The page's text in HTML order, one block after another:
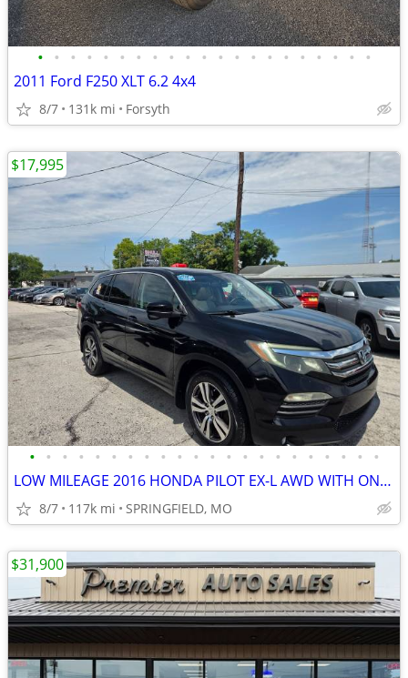
• • • • • • • • • • • • • • • • • • • • •
2011 Ford F250 XLT 6.2 4x4
8/7 131k mi Forsyth
• • • • • • • • • • • • • • • • • • • • • •
LOW MILEAGE 2016 HONDA PILOT EX-L AWD WITH ONLY 116K MILES, 2 OWNERS
8/7 117k mi SPRINGFIELD, MO
$17,995
$31,900